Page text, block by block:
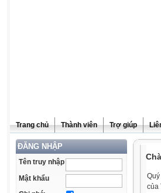
Trang chủ Thành viên Trợ giúp
ĐĂNG NHẬP
Tên truy nhập
Mật khẩu
của